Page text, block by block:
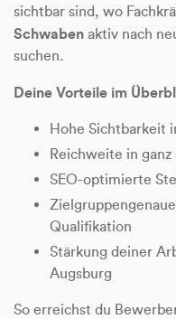
sichtbar sind, wo
Schwaben aktiv nach
suchen.
Deine Vorteile im
Hohe Sichtbarkeit
Reichweite in
SEO-optimierte
Qualifikation
Stärkung deiner
Augsburg
So erreichst du